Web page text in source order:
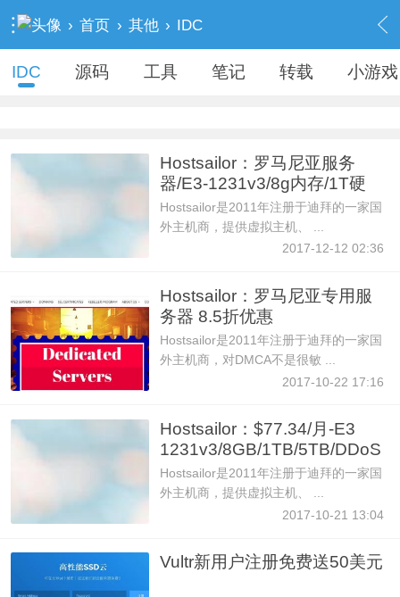
› 首页 › 其他 › IDC
IDC 源码 工具 笔记 转载 小游戏
Hostsailor：罗马尼亚服务
器/E3-1231v3/8g内存/1T硬
盘/5
Hostsailor是2011年注册于迪拜的一家国
外主机商，提供虚拟主机、 ...
2017-12-12 02:36
Hostsailor：罗马尼亚专用服
务器 8.5折优惠
Hostsailor是2011年注册于迪拜的一家国
外主机商，对DMCA不是很敏 ...
2017-10-22 17:16
Hostsailor：$77.34/月-E3
1231v3/8GB/1TB/5TB/DDoS
保护
Hostsailor是2011年注册于迪拜的一家国
外主机商，提供虚拟主机、 ...
2017-10-21 13:04
Vultr新用户注册免费送50美元